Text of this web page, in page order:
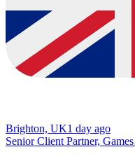
Brighton, UK1 day ago
Senior Client Partner,